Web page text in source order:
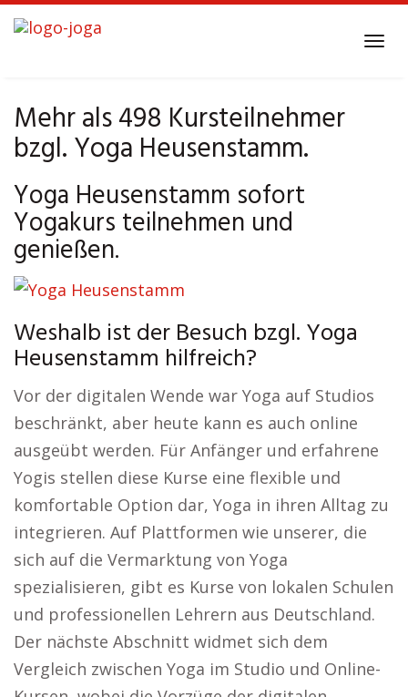
Skip
to
Mehr als 498 Kursteilnehmer
bzgl. Yoga Heusenstamm.
Yoga Heusenstamm sofort
Yogakurs teilnehmen und
genießen.
Weshalb ist der Besuch bzgl. Yoga
Heusenstamm hilfreich?
Vor der digitalen Wende war Yoga auf Studios
beschränkt, aber heute kann es auch online
ausgeübt werden. Für Anfänger und erfahrene
Yogis stellen diese Kurse eine flexible und
komfortable Option dar, Yoga in ihren Alltag zu
integrieren. Auf Plattformen wie unserer, die
sich auf die Vermarktung von Yoga
spezialisieren, gibt es Kurse von lokalen Schulen
und professionellen Lehrern aus Deutschland.
Der nächste Abschnitt widmet sich dem
Vergleich zwischen Yoga im Studio und Online-